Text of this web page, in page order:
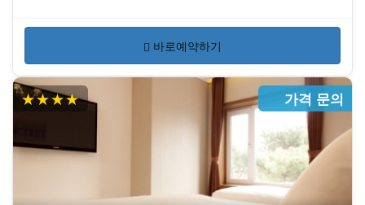
바로예약하기
★★★★ 가격 문의